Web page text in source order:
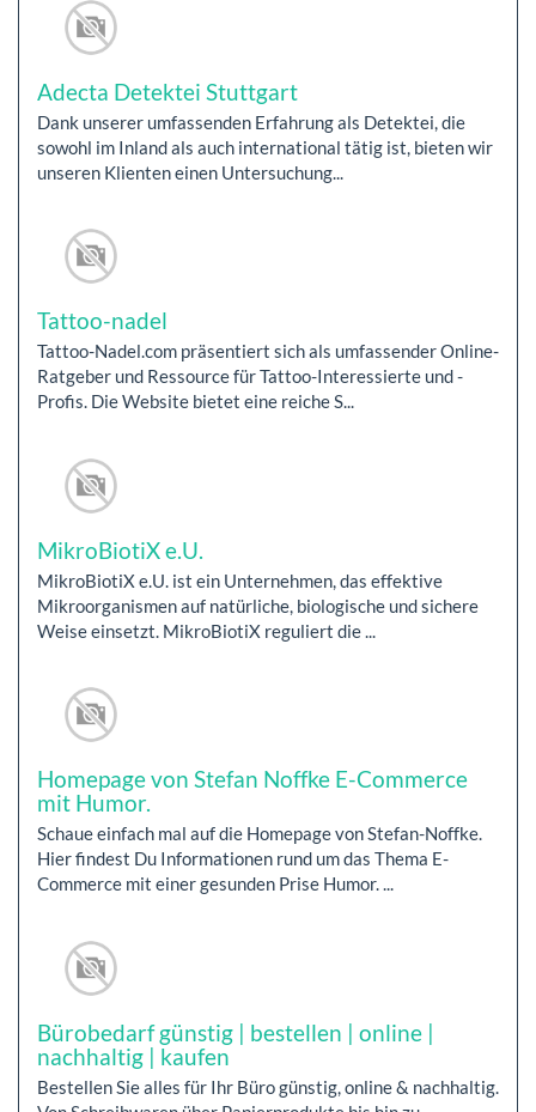
Adecta Detektei Stuttgart
Dank unserer umfassenden Erfahrung als Detektei, die
sowohl im Inland als auch international tätig ist, bieten wir
unseren Klienten einen Untersuchung...
Tattoo-nadel
Tattoo-Nadel.com präsentiert sich als umfassender Online-
Ratgeber und Ressource für Tattoo-Interessierte und -
Profis. Die Website bietet eine reiche S...
MikroBiotiX e.U.
MikroBiotiX e.U. ist ein Unternehmen, das effektive
Mikroorganismen auf natürliche, biologische und sichere
Weise einsetzt. MikroBiotiX reguliert die ...
Homepage von Stefan Noffke E-Commerce
mit Humor.
Schaue einfach mal auf die Homepage von Stefan-Noffke.
Hier findest Du Informationen rund um das Thema E-
Commerce mit einer gesunden Prise Humor. ...
Bürobedarf günstig | bestellen | online |
nachhaltig | kaufen
Bestellen Sie alles für Ihr Büro günstig, online & nachhaltig.